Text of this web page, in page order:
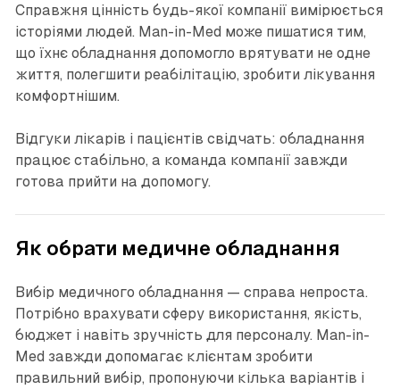
Справжня цінність будь-якої компанії вимірюється
історіями людей. Man-in-Med може пишатися тим,
що їхнє обладнання допомогло врятувати не одне
життя, полегшити реабілітацію, зробити лікування
комфортнішим.
Відгуки лікарів і пацієнтів свідчать: обладнання
працює стабільно, а команда компанії завжди
готова прийти на допомогу.
Як обрати медичне обладнання
Вибір медичного обладнання — справа непроста.
Потрібно врахувати сферу використання, якість,
бюджет і навіть зручність для персоналу. Man-in-
Med завжди допомагає клієнтам зробити
правильний вибір, пропонуючи кілька варіантів і